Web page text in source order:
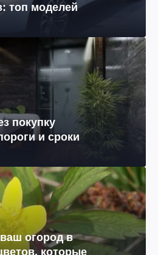
топ моделей
покупку
и сроки
огород в
которые